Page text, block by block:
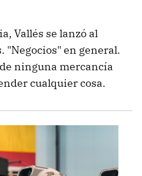
Vallés se lanzó al
"Negocios" en general.
ninguna mercancía
cualquier cosa.